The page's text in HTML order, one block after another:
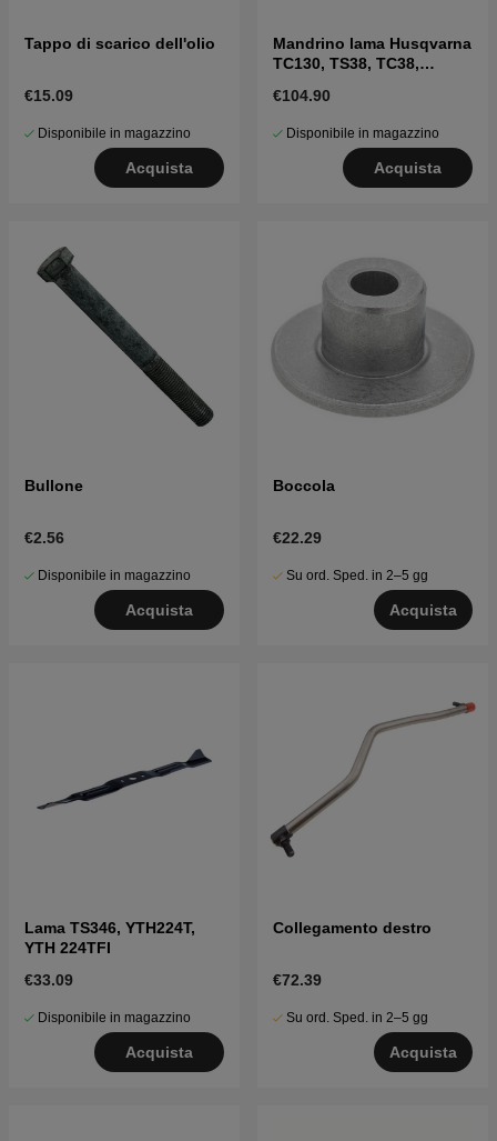
Tappo di scarico dell'olio
€15.09
Disponibile in magazzino
Acquista
Mandrino lama Husqvarna
TC130, TS38, TC38,
€104.90
Disponibile in magazzino
Acquista
Bullone
€2.56
Disponibile in magazzino
Acquista
Boccola
€22.29
Su ord. Sped. in 2–5 gg
Acquista
Lama TS346, YTH224T,
YTH 224TFI
€33.09
Disponibile in magazzino
Acquista
Collegamento destro
€72.39
Su ord. Sped. in 2–5 gg
Acquista